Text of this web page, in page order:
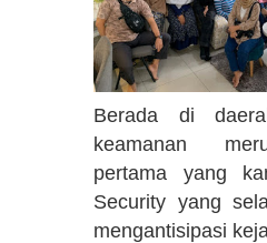
Berada di
keamanan
pertama yang
Security yang
mengantisipasi